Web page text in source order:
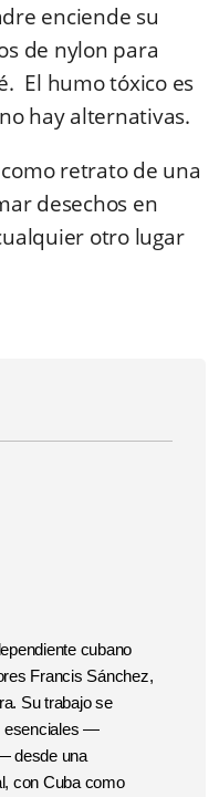
enciende su
de nylon para
El humo tóxico es
hay alternativas.
retrato de una
desechos en
otro lugar
cubano
Francis Sánchez,
Su trabajo se
esenciales —
desde una
con Cuba como